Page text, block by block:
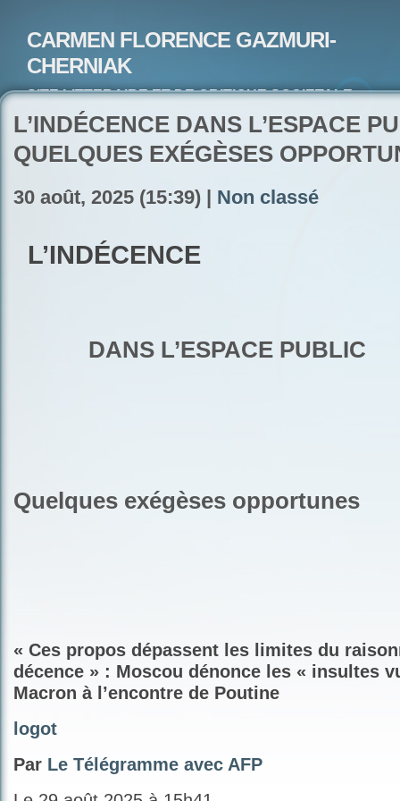
CARMEN FLORENCE GAZMURI-
CHERNIAK
SITE LITTERAIRE ET DE CRITIQUE SOCIETALE-
ARTISTE PEINTRE ET POETE-ECRIVAIN
L’INDÉCENCE DANS L’ESPACE
QUELQUES EXÉGÈSES
30 août, 2025 (15:39) | Non classé
L’INDÉCENCE
DANS L’ESPACE PUBLIC
Quelques exégèses opportunes
« Ces propos dépassent les limites du
décence » : Moscou dénonce les « insultes
Macron à l’encontre de Poutine
logot
Par Le Télégramme avec AFP